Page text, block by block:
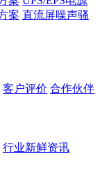
案 直流屏噪声骚
客户评价 合作伙伴
行业新鲜资讯